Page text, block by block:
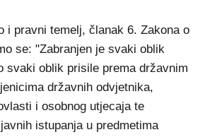
i pravni temelj, članak 6. Zakona o
se: "Zabranjen je svaki oblik
svaki oblik prisile prema državnim
državnih odvjetnika,
i osobnog utjecaja te
istupanja u predmetima